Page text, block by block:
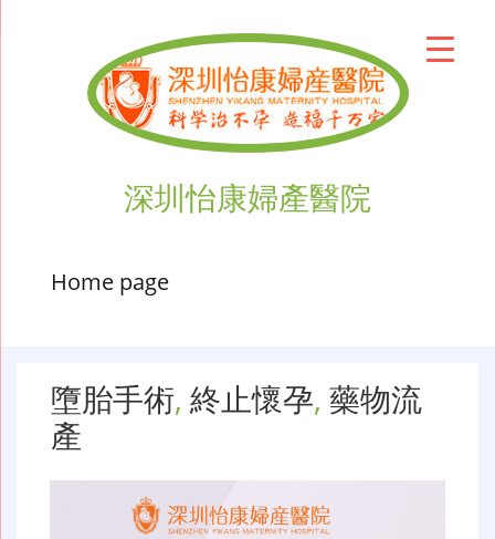
深圳怡康婦產醫院
Home page
墮胎手術, 終止懷孕, 藥物流
產